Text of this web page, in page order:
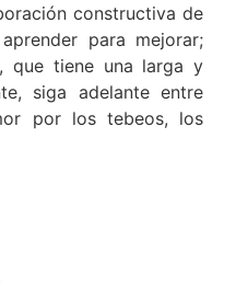
constructiva de
para mejorar;
que tiene una larga y
siga adelante entre
por los tebeos, los